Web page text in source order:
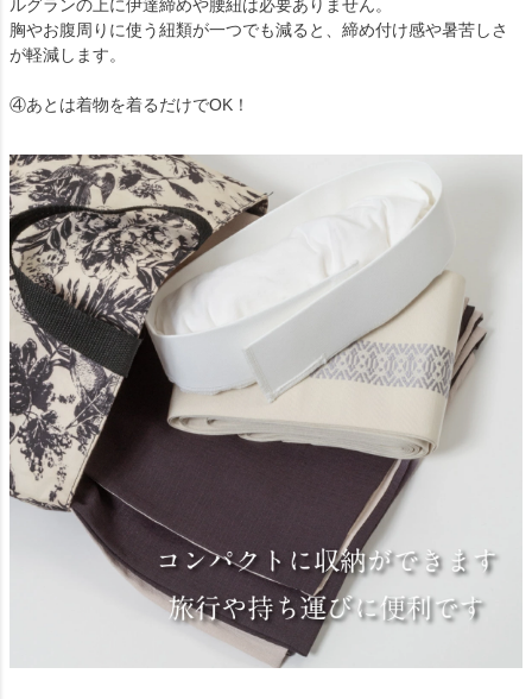
ルグランの上に伊達締めや腰紐は必要ありません。
胸やお腹周りに使う紐類が一つでも減ると、締め付け感や暑苦しさ
が軽減します。
④あとは着物を着るだけでOK！